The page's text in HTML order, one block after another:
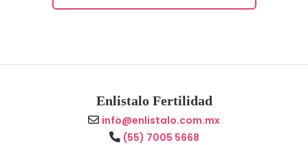
Enlistalo Fertilidad
info@enlistalo.com.mx
(55) 7005 5668